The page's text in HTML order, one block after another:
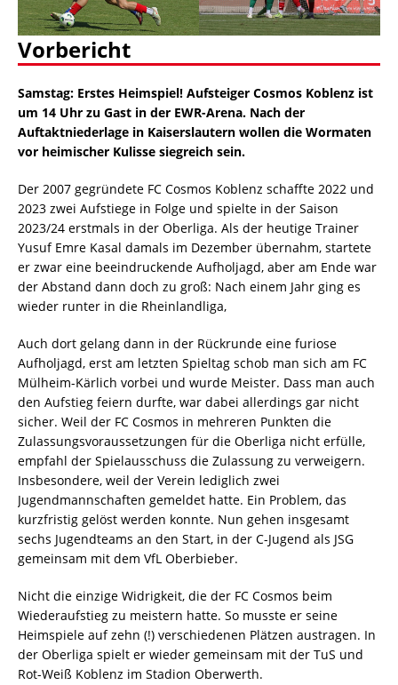
Vorbericht
Samstag: Erstes Heimspiel! Aufsteiger Cosmos Koblenz ist
um 14 Uhr zu Gast in der EWR-Arena. Nach der
Auftaktniederlage in Kaiserslautern wollen die Wormaten
vor heimischer Kulisse siegreich sein.
Der 2007 gegründete FC Cosmos Koblenz schaffte 2022 und
2023 zwei Aufstiege in Folge und spielte in der Saison
2023/24 erstmals in der Oberliga. Als der heutige Trainer
Yusuf Emre Kasal damals im Dezember übernahm, startete
er zwar eine beeindruckende Aufholjagd, aber am Ende war
der Abstand dann doch zu groß: Nach einem Jahr ging es
wieder runter in die Rheinlandliga,
Auch dort gelang dann in der Rückrunde eine furiose
Aufholjagd, erst am letzten Spieltag schob man sich am FC
Mülheim-Kärlich vorbei und wurde Meister. Dass man auch
den Aufstieg feiern durfte, war dabei allerdings gar nicht
sicher. Weil der FC Cosmos in mehreren Punkten die
Zulassungsvoraussetzungen für die Oberliga nicht erfülle,
empfahl der Spielausschuss die Zulassung zu verweigern.
Insbesondere, weil der Verein lediglich zwei
Jugendmannschaften gemeldet hatte. Ein Problem, das
kurzfristig gelöst werden konnte. Nun gehen insgesamt
sechs Jugendteams an den Start, in der C-Jugend als JSG
gemeinsam mit dem VfL Oberbieber.
Nicht die einzige Widrigkeit, die der FC Cosmos beim
Wiederaufstieg zu meistern hatte. So musste er seine
Heimspiele auf zehn (!) verschiedenen Plätzen austragen. In
der Oberliga spielt er wieder gemeinsam mit der TuS und
Rot-Weiß Koblenz im Stadion Oberwerth.